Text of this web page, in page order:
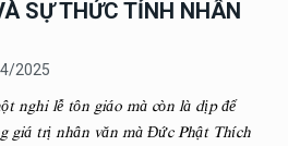
SỰ THỨC TỈNH NHÂN
2025
nghi lễ tôn giáo mà còn là dịp để
giá trị nhân văn mà Đức Phật Thích